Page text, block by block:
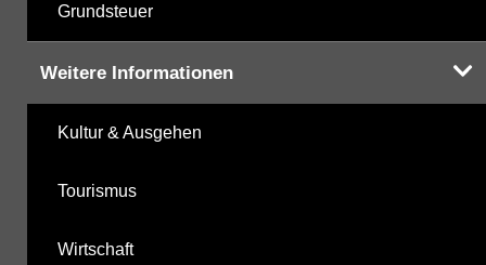
Grundsteuer
Weitere Informationen
Kultur & Ausgehen
Tourismus
Wirtschaft